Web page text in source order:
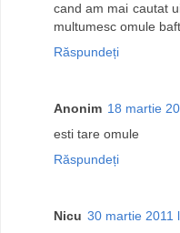
cand am mai cautat
multumesc omule
Răspundeți
Anonim 18 martie
esti tare omule
Răspundeți
Nicu 30 martie 2011